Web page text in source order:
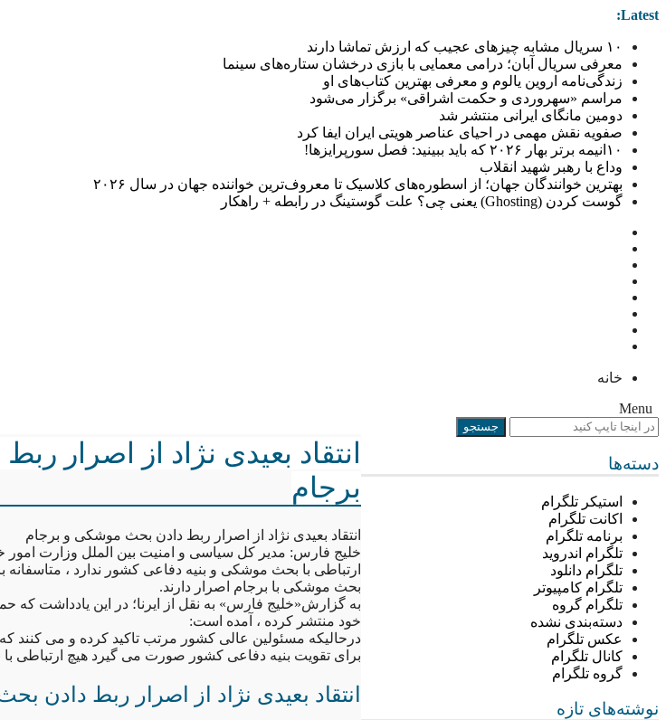
Latest:
۱۰ سریال مشابه چیزهای عجیب که ارزش تماشا دارند
معرفی سریال آبان؛ درامی معمایی با بازی درخشان ستاره‌های سینما
زندگی‌نامه اروین یالوم و معرفی بهترین کتاب‌های او
مراسم «سهروردی و حکمت اشراقی» برگزار می‌شود
دومین مانگای ایرانی منتشر شد
صفویه نقش مهمی در احیای عناصر هویتی ایران ایفا کرد
۱۰انیمه برتر بهار ۲۰۲۶ که باید ببینید: فصل سورپرایزها!
وداع با رهبر شهید انقلاب
بهترین خوانندگان جهان؛ از اسطوره‌های کلاسیک تا معروف‌ترین خواننده جهان در سال ۲۰۲۶
گوست کردن (Ghosting) یعنی چی؟ علت گوستینگ در رابطه + راهکار
خانه
Menu
دسته‌ها
استیکر تلگرام
اکانت تلگرام
برنامه تلگرام
تلگرام اندروید
تلگرام دانلود
تلگرام کامپیوتر
تلگرام گروه
دسته‌بندی نشده
عکس تلگرام
کانال تلگرام
گروه تلگرام
نوشته‌های تازه
انتقاد بعیدی نژاد از اصرار
برجام
انتقاد بعیدی نژاد از اصرار ربط دادن بحث موشکی و برجام
خلیج فارس: مدیر کل سیاسی و امنیت بین الملل وزارت امور
ارتباطی با بحث موشکی و بنیه دفاعی کشور ندارد ، متاسفانه
بحث موشکی با برجام اصرار دارند.
به گزارش«خلیج فارس» به نقل از ایرنا؛ در این یادداشت که
خود منتشر کرده ، آمده است:
درحالیکه مسئولین عالی کشور مرتب تاکید کرده و می
برای تقویت بنیه دفاعی کشور صورت می گیرد هیچ ارتباطی با
انتقاد بعیدی نژاد از اصرار ربط دادن